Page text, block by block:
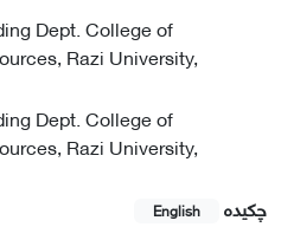
Dept. College of
Razi University,
Dept. College of
Razi University,
چکیده
English